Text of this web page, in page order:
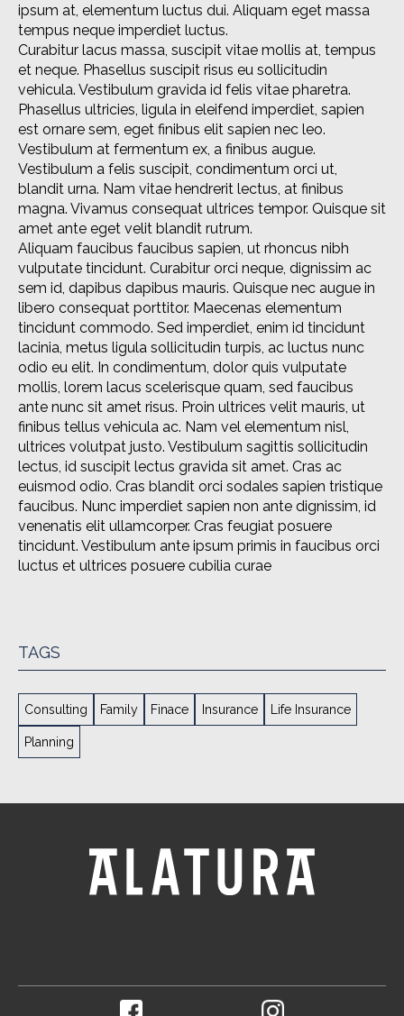
ipsum at, elementum luctus dui. Aliquam eget massa
tempus neque imperdiet luctus.
Curabitur lacus massa, suscipit vitae mollis at, tempus
et neque. Phasellus suscipit risus eu sollicitudin
vehicula. Vestibulum gravida id felis vitae pharetra.
Phasellus ultricies, ligula in eleifend imperdiet, sapien
est ornare sem, eget finibus elit sapien nec leo.
Vestibulum at fermentum ex, a finibus augue.
Vestibulum a felis suscipit, condimentum orci ut,
blandit urna. Nam vitae hendrerit lectus, at finibus
magna. Vivamus consequat ultrices tempor. Quisque sit
amet ante eget velit blandit rutrum.
Aliquam faucibus faucibus sapien, ut rhoncus nibh
vulputate tincidunt. Curabitur orci neque, dignissim ac
sem id, dapibus dapibus mauris. Quisque nec augue in
libero consequat porttitor. Maecenas elementum
tincidunt commodo. Sed imperdiet, enim id tincidunt
lacinia, metus ligula sollicitudin turpis, ac luctus nunc
odio eu elit. In condimentum, dolor quis vulputate
mollis, lorem lacus scelerisque quam, sed faucibus
ante nunc sit amet risus. Proin ultrices velit mauris, ut
finibus tellus vehicula ac. Nam vel elementum nisl,
ultrices volutpat justo. Vestibulum sagittis sollicitudin
lectus, id suscipit lectus gravida sit amet. Cras ac
euismod odio. Cras blandit orci sodales sapien tristique
faucibus. Nunc imperdiet sapien non ante dignissim, id
venenatis elit ullamcorper. Cras feugiat posuere
tincidunt. Vestibulum ante ipsum primis in faucibus orci
luctus et ultrices posuere cubilia curae
TAGS
Consulting Family Finace Insurance Life Insurance
Planning